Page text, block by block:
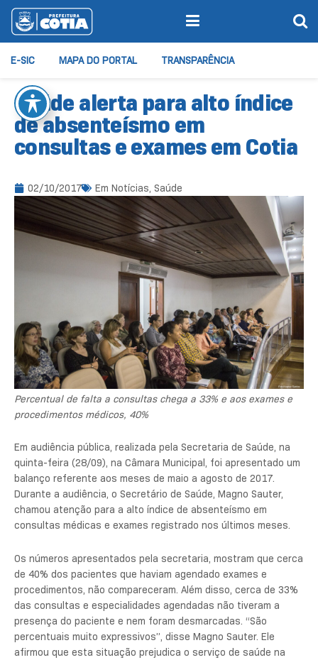
E-SIC MAPA DO PORTAL TRANSPARÊNCIA
Saúde alerta para alto índice
de absenteísmo em
consultas e exames em Cotia
02/10/2017 Em Notícias, Saúde
Percentual de falta a consultas chega a 33% e aos exames e
procedimentos médicos, 40%
Em audiência pública, realizada pela Secretaria de Saúde, na
quinta-feira (28/09), na Câmara Municipal, foi apresentado um
balanço referente aos meses de maio a agosto de 2017.
Durante a audiência, o Secretário de Saúde, Magno Sauter,
chamou atenção para a alto índice de absenteísmo em
consultas médicas e exames registrado nos últimos meses.
Os números apresentados pela secretaria, mostram que cerca
de 40% dos pacientes que haviam agendado exames e
procedimentos, não compareceram. Além disso, cerca de 33%
das consultas e especialidades agendadas não tiveram a
presença do paciente e nem foram desmarcadas. “São
percentuais muito expressivos”, disse Magno Sauter. Ele
afirmou que esta situação prejudica o serviço de saúde na